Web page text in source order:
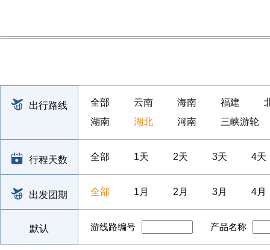
出行路线 全部 云南 海南 福建
湖南
湖北 河南 三峡游轮
行程天数 全部 1天 2天 3天 4天
出发团期 全部 1月 2月 3月 4月
默认 游线路编号 产品名称